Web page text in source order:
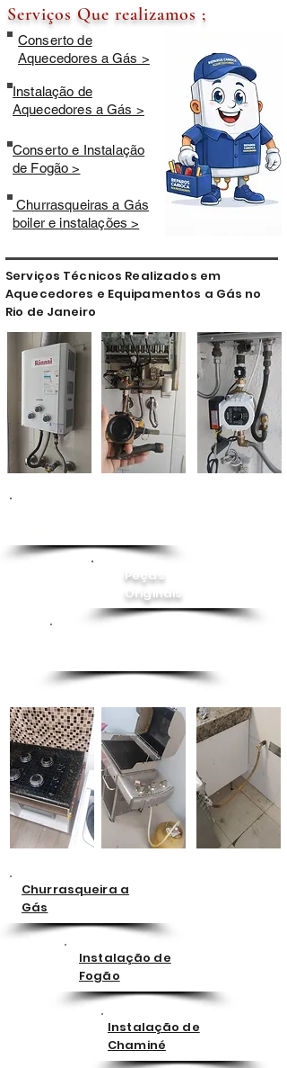
Serviços Que realizamos ;
Conserto de
Aquecedores a Gás >
Instalação de
Aquecedores a Gás >
Conserto e Instalação
de Fogão >
Churrasqueiras a Gás
boiler e instalações >
Serviços Técnicos Realizados em
Aquecedores e Equipamentos a Gás no
Rio de Janeiro
Peças
Originais
Churrasqueira a
Gás
Instalação de
Fogão
Instalação de
Chaminé